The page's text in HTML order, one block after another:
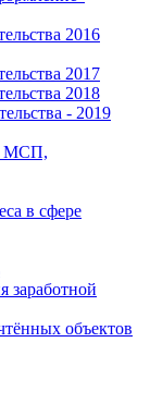
2016
2017
2018
- 2019
МСП,
в сфере
заработной
объектов